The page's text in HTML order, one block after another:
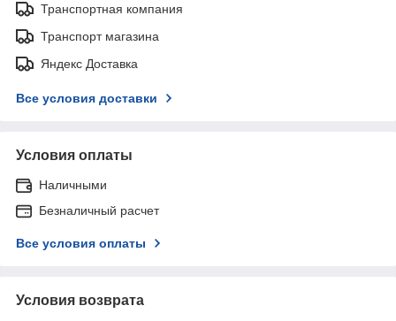
Транспортная компания
Транспорт магазина
Яндекс Доставка
Все условия доставки
Условия оплаты
Наличными
Безналичный расчет
Все условия оплаты
Условия возврата